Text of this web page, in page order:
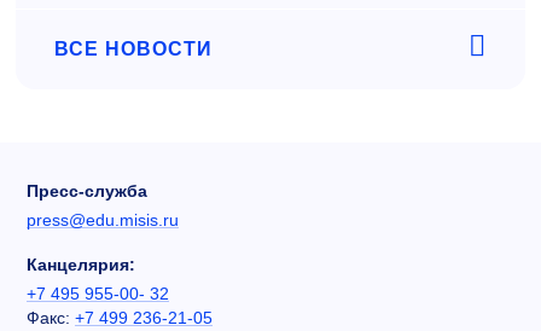
ВСЕ НОВОСТИ
Пресс-служба
press@edu.misis.ru
Канцелярия:
+7 495 955-00- 32
Факс: +7 499 236-21-05